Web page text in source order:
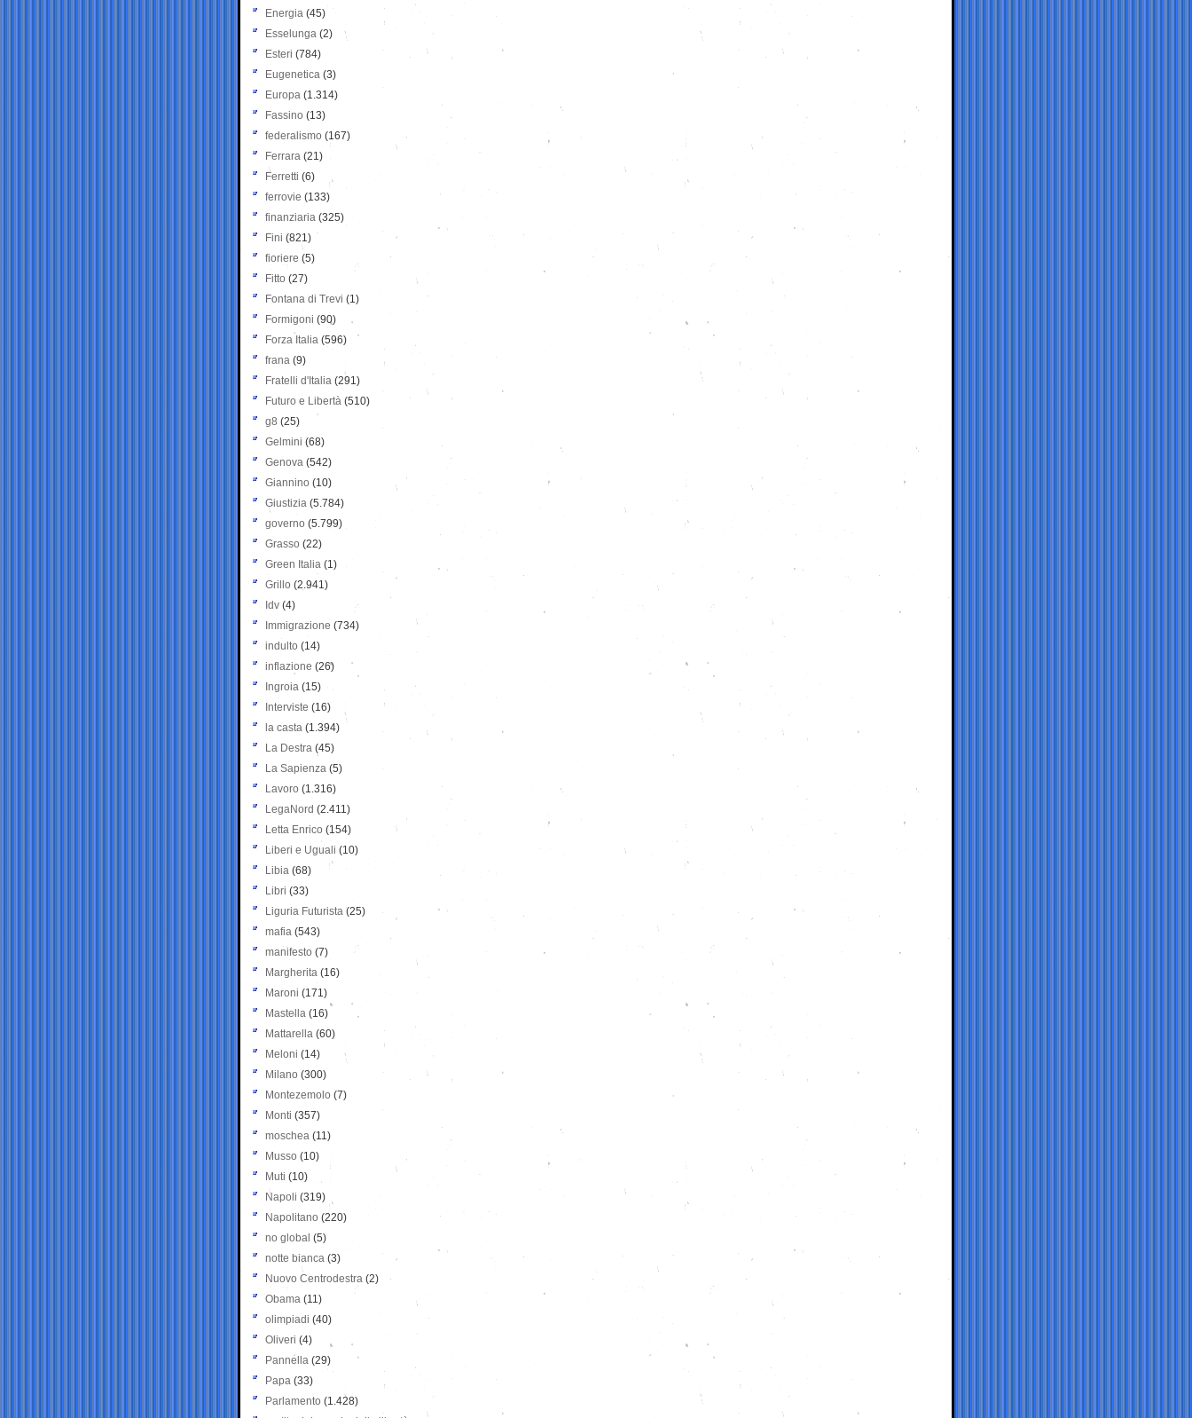
Energia (45)
Esselunga (2)
Esteri (784)
Eugenetica (3)
Europa (1.314)
Fassino (13)
federalismo (167)
Ferrara (21)
Ferretti (6)
ferrovie (133)
finanziaria (325)
Fini (821)
fioriere (5)
Fitto (27)
Fontana di Trevi (1)
Formigoni (90)
Forza Italia (596)
frana (9)
Fratelli d'Italia (291)
Futuro e Libertà (510)
g8 (25)
Gelmini (68)
Genova (542)
Giannino (10)
Giustizia (5.784)
governo (5.799)
Grasso (22)
Green Italia (1)
Grillo (2.941)
Idv (4)
Immigrazione (734)
indulto (14)
inflazione (26)
Ingroia (15)
Interviste (16)
la casta (1.394)
La Destra (45)
La Sapienza (5)
Lavoro (1.316)
LegaNord (2.411)
Letta Enrico (154)
Liberi e Uguali (10)
Libia (68)
Libri (33)
Liguria Futurista (25)
mafia (543)
manifesto (7)
Margherita (16)
Maroni (171)
Mastella (16)
Mattarella (60)
Meloni (14)
Milano (300)
Montezemolo (7)
Monti (357)
moschea (11)
Musso (10)
Muti (10)
Napoli (319)
Napolitano (220)
no global (5)
notte bianca (3)
Nuovo Centrodestra (2)
Obama (11)
olimpiadi (40)
Oliveri (4)
Pannella (29)
Papa (33)
Parlamento (1.428)